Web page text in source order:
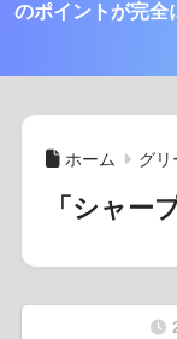
のポイントが完全
ホーム グリ
「シャー